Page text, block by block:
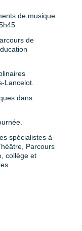
de musique
de
Lancelot.
dans
spécialistes à
Parcours
collège et